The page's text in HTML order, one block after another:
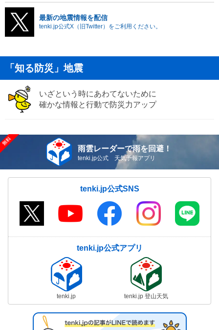
最新の地震情報を配信
tenki.jp公式X（旧Twitter）をご利用ください。
「知る防災」地震
いざという時にあわてないために
確かな情報と行動で防災力アップ
雨雲レーダーで雨を回避！
tenki.jp公式 天気予報アプリ
tenki.jp公式SNS
tenki.jp公式アプリ
tenki.jp tenki.jp 登山天気